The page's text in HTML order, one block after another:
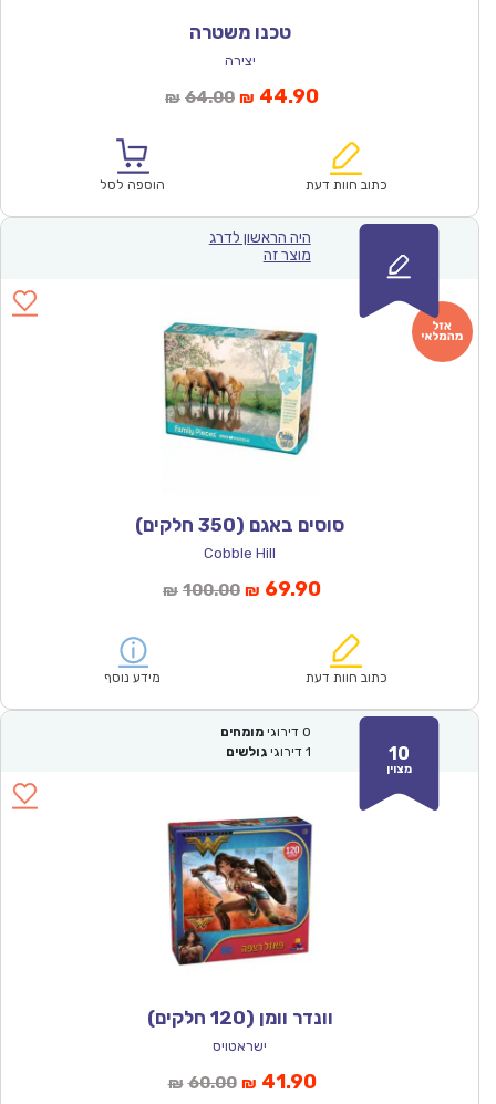
טכנו משטרה
יצירה
₪ 64.00המחיר
₪64.00.
₪ 44.90המחיר
הוא:
כתוב חוות דעת הוספה לסל
היה הראשון לדרג
מוצר זה
סוסים באגם (350 חלקים)
Cobble Hill
₪ 100.00המחיר
₪100.00.
₪ 69.90המחיר
הוא:
כתוב חוות דעת מידע נוסף
10
מצוין
0 דירוגי מומחים
1 דירוגי גולשים
וונדר וומן (120 חלקים)
ישראטויס
₪ 60.00המחיר
₪ 41.90המחיר